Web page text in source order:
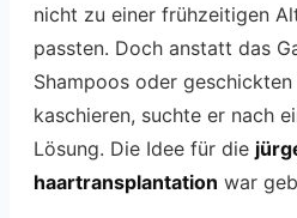
nicht zu einer frühzeitigen
passten. Doch anstatt das
Shampoos oder
kaschieren, suchte er nach
Lösung. Die Idee für die
haartransplantation war